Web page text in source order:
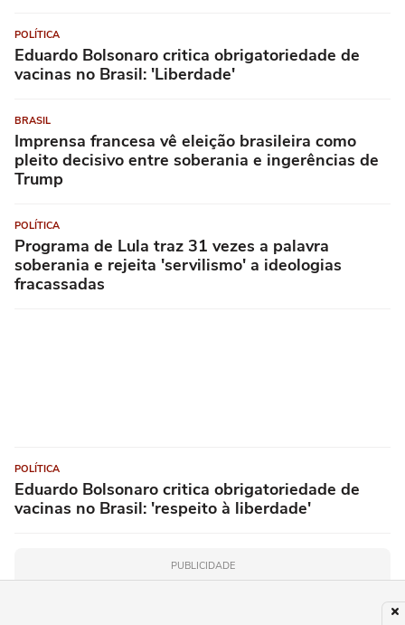
POLÍTICA
Eduardo Bolsonaro critica obrigatoriedade de
vacinas no Brasil: 'Liberdade'
BRASIL
Imprensa francesa vê eleição brasileira como
pleito decisivo entre soberania e ingerências de
Trump
POLÍTICA
Programa de Lula traz 31 vezes a palavra
soberania e rejeita 'servilismo' a ideologias
fracassadas
POLÍTICA
Eduardo Bolsonaro critica obrigatoriedade de
vacinas no Brasil: 'respeito à liberdade'
PUBLICIDADE